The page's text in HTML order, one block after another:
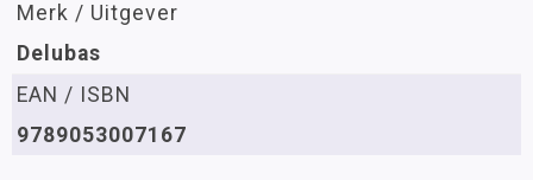
Merk / Uitgever
Delubas
EAN / ISBN
9789053007167